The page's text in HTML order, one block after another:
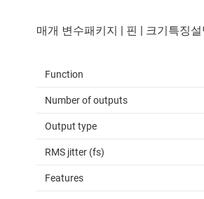
Function
Number of outputs
Output type
RMS jitter (fs)
Features